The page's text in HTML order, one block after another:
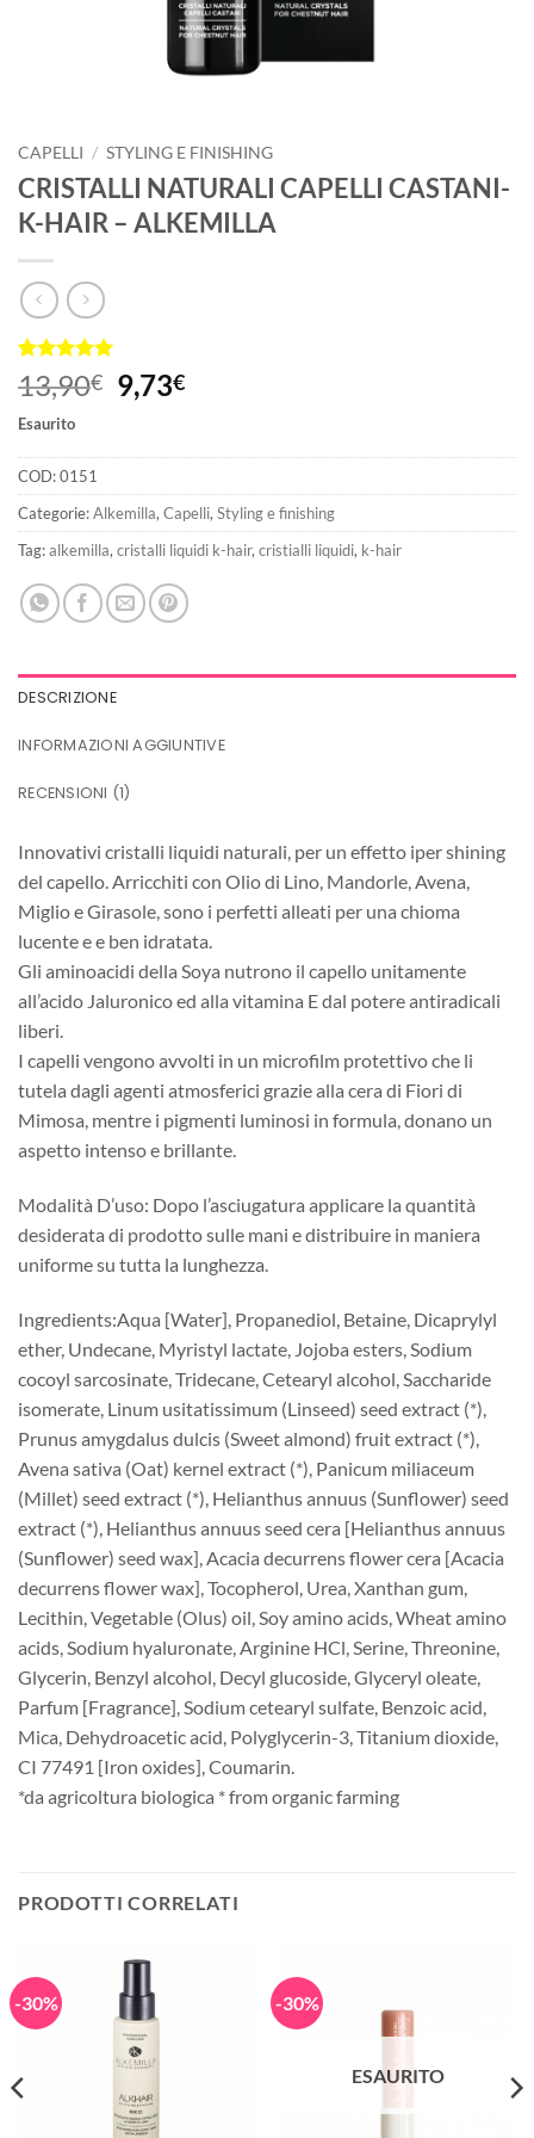
CAPELLI / STYLING E FINISHING
CRISTALLI NATURALI CAPELLI CASTANI-
K-HAIR – ALKEMILLA
Valutato5
su 5 su
base di
1
recensioni
13,90€ Il
prezzo
era:
13,90€.
9,73€Il
è:
9,73€.
Esaurito
COD:0151
Categorie:Alkemilla, Capelli, Styling e finishing
Tag:alkemilla, cristalli liquidi k-hair, cristialli liquidi, k-hair
DESCRIZIONE
INFORMAZIONI AGGIUNTIVE
RECENSIONI (1)
Innovativi cristalli liquidi naturali, per un effetto iper shining
del capello. Arricchiti con Olio di Lino, Mandorle, Avena,
Miglio e Girasole, sono i perfetti alleati per una chioma
lucente e e ben idratata.
Gli aminoacidi della Soya nutrono il capello unitamente
all’acido Jaluronico ed alla vitamina E dal potere antiradicali
liberi.
I capelli vengono avvolti in un microfilm protettivo che li
tutela dagli agenti atmosferici grazie alla cera di Fiori di
Mimosa, mentre i pigmenti luminosi in formula, donano un
aspetto intenso e brillante.
Modalità D’uso: Dopo l’asciugatura applicare la quantità
desiderata di prodotto sulle mani e distribuire in maniera
uniforme su tutta la lunghezza.
Ingredients:Aqua [Water], Propanediol, Betaine, Dicaprylyl
ether, Undecane, Myristyl lactate, Jojoba esters, Sodium
cocoyl sarcosinate, Tridecane, Cetearyl alcohol, Saccharide
isomerate, Linum usitatissimum (Linseed) seed extract (*),
Prunus amygdalus dulcis (Sweet almond) fruit extract (*),
Avena sativa (Oat) kernel extract (*), Panicum miliaceum
(Millet) seed extract (*), Helianthus annuus (Sunflower) seed
extract (*), Helianthus annuus seed cera [Helianthus annuus
(Sunflower) seed wax], Acacia decurrens flower cera [Acacia
decurrens flower wax], Tocopherol, Urea, Xanthan gum,
Lecithin, Vegetable (Olus) oil, Soy amino acids, Wheat amino
acids, Sodium hyaluronate, Arginine HCl, Serine, Threonine,
Glycerin, Benzyl alcohol, Decyl glucoside, Glyceryl oleate,
Parfum [Fragrance], Sodium cetearyl sulfate, Benzoic acid,
Mica, Dehydroacetic acid, Polyglycerin-3, Titanium dioxide,
CI 77491 [Iron oxides], Coumarin.
*da agricoltura biologica * from organic farming
PRODOTTI CORRELATI
-30% -30%
ESAURITO